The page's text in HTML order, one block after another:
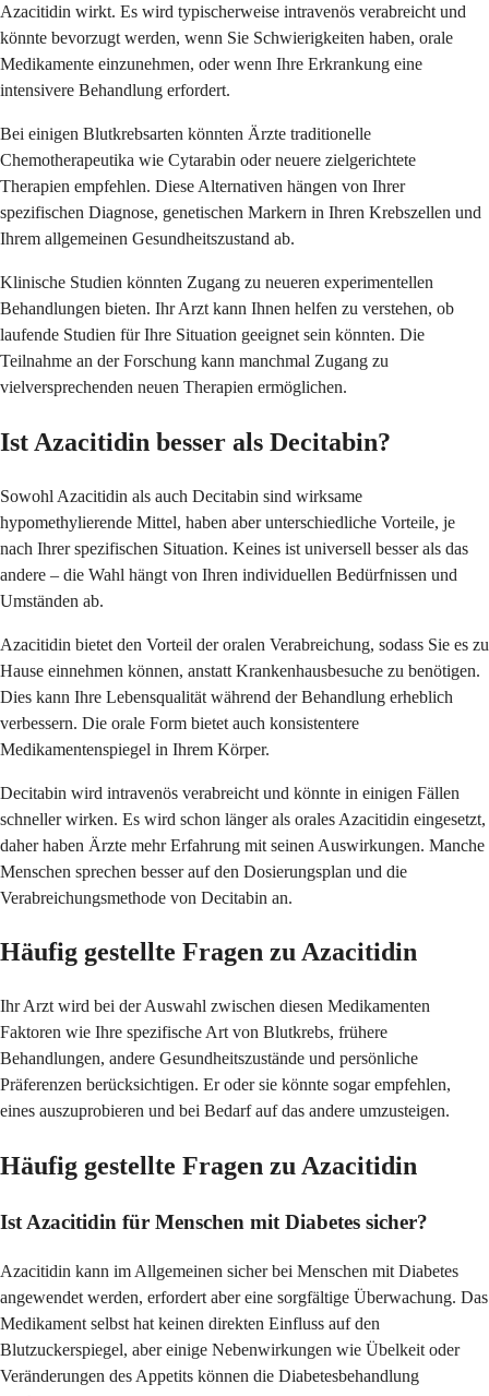
Azacitidin wirkt. Es wird typischerweise intravenös verabreicht und
könnte bevorzugt werden, wenn Sie Schwierigkeiten haben, orale
Medikamente einzunehmen, oder wenn Ihre Erkrankung eine
intensivere Behandlung erfordert.
Bei einigen Blutkrebsarten könnten Ärzte traditionelle
Chemotherapeutika wie Cytarabin oder neuere zielgerichtete
Therapien empfehlen. Diese Alternativen hängen von Ihrer
spezifischen Diagnose, genetischen Markern in Ihren Krebszellen und
Ihrem allgemeinen Gesundheitszustand ab.
Klinische Studien könnten Zugang zu neueren experimentellen
Behandlungen bieten. Ihr Arzt kann Ihnen helfen zu verstehen, ob
laufende Studien für Ihre Situation geeignet sein könnten. Die
Teilnahme an der Forschung kann manchmal Zugang zu
vielversprechenden neuen Therapien ermöglichen.
Ist Azacitidin besser als Decitabin?
Sowohl Azacitidin als auch Decitabin sind wirksame
hypomethylierende Mittel, haben aber unterschiedliche Vorteile, je
nach Ihrer spezifischen Situation. Keines ist universell besser als das
andere – die Wahl hängt von Ihren individuellen Bedürfnissen und
Umständen ab.
Azacitidin bietet den Vorteil der oralen Verabreichung, sodass Sie es zu
Hause einnehmen können, anstatt Krankenhausbesuche zu benötigen.
Dies kann Ihre Lebensqualität während der Behandlung erheblich
verbessern. Die orale Form bietet auch konsistentere
Medikamentenspiegel in Ihrem Körper.
Decitabin wird intravenös verabreicht und könnte in einigen Fällen
schneller wirken. Es wird schon länger als orales Azacitidin eingesetzt,
daher haben Ärzte mehr Erfahrung mit seinen Auswirkungen. Manche
Menschen sprechen besser auf den Dosierungsplan und die
Verabreichungsmethode von Decitabin an.
Häufig gestellte Fragen zu Azacitidin
Ihr Arzt wird bei der Auswahl zwischen diesen Medikamenten
Faktoren wie Ihre spezifische Art von Blutkrebs, frühere
Behandlungen, andere Gesundheitszustände und persönliche
Präferenzen berücksichtigen. Er oder sie könnte sogar empfehlen,
eines auszuprobieren und bei Bedarf auf das andere umzusteigen.
Häufig gestellte Fragen zu Azacitidin
Ist Azacitidin für Menschen mit Diabetes sicher?
Azacitidin kann im Allgemeinen sicher bei Menschen mit Diabetes
angewendet werden, erfordert aber eine sorgfältige Überwachung. Das
Medikament selbst hat keinen direkten Einfluss auf den
Blutzuckerspiegel, aber einige Nebenwirkungen wie Übelkeit oder
Veränderungen des Appetits können die Diabetesbehandlung